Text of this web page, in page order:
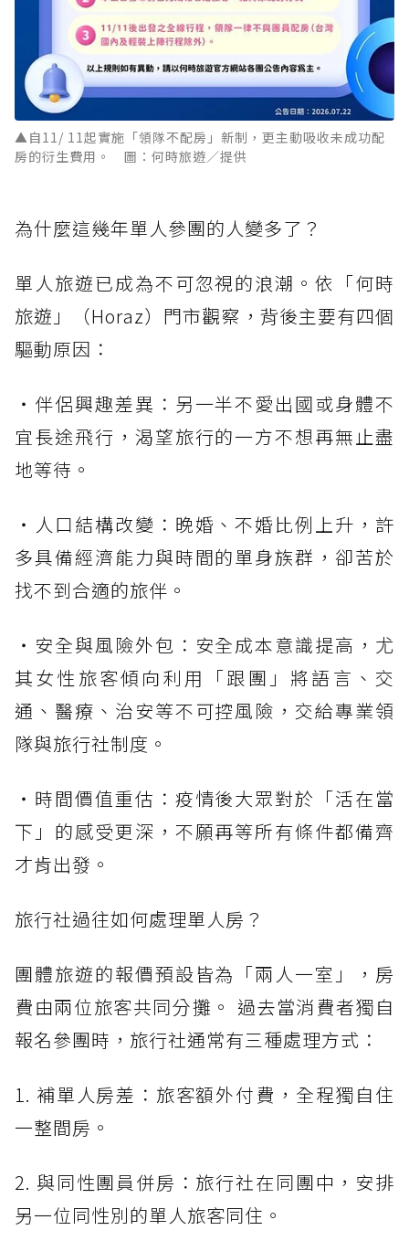
▲自11/ 11起實施「領隊不配房」新制，更主動吸收未成功配
房的衍生費用。 圖：何時旅遊／提供
為什麼這幾年單人參團的人變多了？
單人旅遊已成為不可忽視的浪潮。依「何時
旅遊」（Horaz）門市觀察，背後主要有四個
驅動原因：
・伴侶興趣差異：另一半不愛出國或身體不
宜長途飛行，渴望旅行的一方不想再無止盡
地等待。
・人口結構改變：晚婚、不婚比例上升，許
多具備經濟能力與時間的單身族群，卻苦於
找不到合適的旅伴。
・安全與風險外包：安全成本意識提高，尤
其女性旅客傾向利用「跟團」將語言、交
通、醫療、治安等不可控風險，交給專業領
隊與旅行社制度。
・時間價值重估：疫情後大眾對於「活在當
下」的感受更深，不願再等所有條件都備齊
才肯出發。
旅行社過往如何處理單人房？
團體旅遊的報價預設皆為「兩人一室」，房
費由兩位旅客共同分攤。 過去當消費者獨自
報名參團時，旅行社通常有三種處理方式：
1. 補單人房差：旅客額外付費，全程獨自住
一整間房。
2. 與同性團員併房：旅行社在同團中，安排
另一位同性別的單人旅客同住。